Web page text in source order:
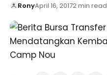
RonyApril 16, 20172 min read